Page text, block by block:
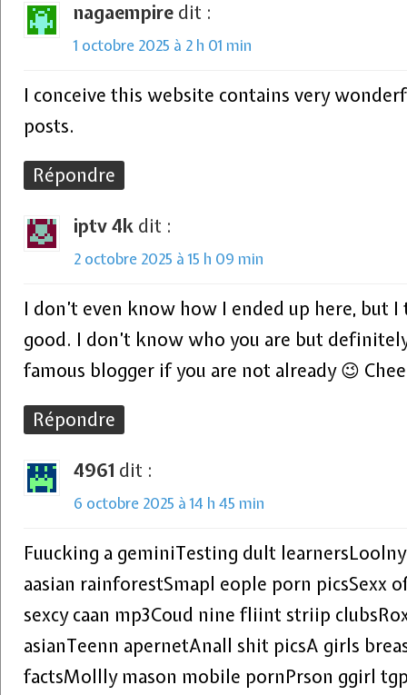
nagaempire dit :
1 octobre 2025 à 2 h 01 min
I conceive this website contains very
posts.
Répondre
iptv 4k dit :
2 octobre 2025 à 15 h 09 min
I don’t even know how I ended up here, but
good. I don’t know who you are but
famous blogger if you are not already 😉
Répondre
4961 dit :
6 octobre 2025 à 14 h 45 min
Fuucking a geminiTesting dult
aasian rainforestSmapl eople porn picsSexx
sexcy caan mp3Coud nine fliint striip
asianTeenn apernetAnall shit picsA girls
factsMollly mason mobile pornPrson ggirl